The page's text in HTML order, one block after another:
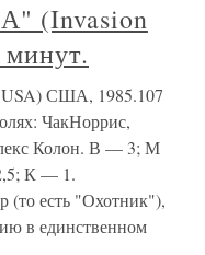
(Invasion
США, 1985.107
ЧакНоррис,
Колон. В — 3; М
К — 1.
(то есть "Охотник"),
в единственном